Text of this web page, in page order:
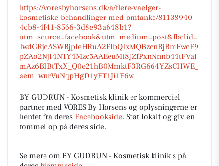
https://voresbyhorsens.dk/a/flere-vaelger-
kosmetiske-behandlinger-med-omtanke/81138940-
4cb8-4f41-8566-3d8e93a648b1?
utm_source=facebook&utm_medium=post&fbclid=
IwdGRjcASWBjpleHRuA2FlbQIxMQBzcnRjBmFwcF9
pZAo2NjI4NTY4Mzc5AAEeuMt8JZfPxnNnnb44tFVai
mAz6BIBtTxX_Q0e21hB0MmktF3RG664YZsCHWE_
aem_wnrVuNqpHgD1yFT1Ji1F6w
BY GUDRUN - Kosmetisk klinik er kommerciel
partner med VORES By Horsens og oplysningerne er
hentet fra deres Facebookside. Støt lokalt og giv en
tommel op på deres side.
Se mere om BY GUDRUN - Kosmetisk klinik s på